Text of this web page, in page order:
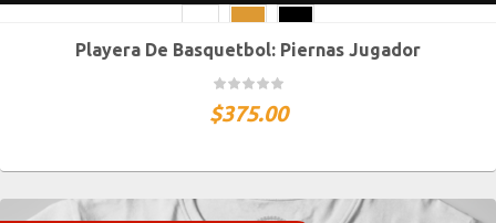
CH M G XG XXG
Playera De Basquetbol: Piernas Jugador
$375.00